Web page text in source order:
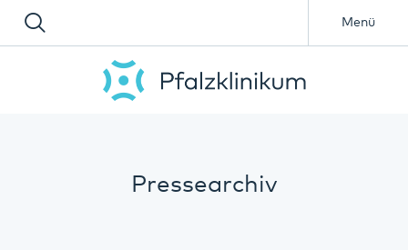
Menü
Pressearchiv